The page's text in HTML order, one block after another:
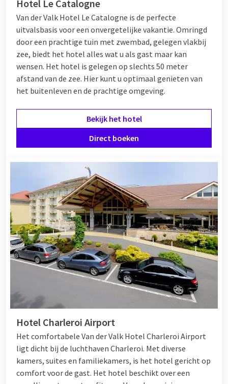
Hotel Le Catalogne
Van der Valk Hotel Le Catalogne is de perfecte
uitvalsbasis voor een onvergetelijke vakantie. Omringd
door een prachtige tuin met zwembad, gelegen vlakbij
zee, biedt het hotel alles wat u als gast maar kan
wensen. Het hotel is gelegen op slechts 50 meter
afstand van de zee. Hier kunt u optimaal genieten van
het buitenleven en de prachtige omgeving.
Bekijk het hotel
Direct boeken
Hotel Charleroi Airport
Het comfortabele Van der Valk Hotel Charleroi Airport
ligt dicht bij de luchthaven Charleroi. Met diverse
kamers, suites en familiekamers, is het hotel gericht op
comfort voor de gast. Het hotel beschikt over een